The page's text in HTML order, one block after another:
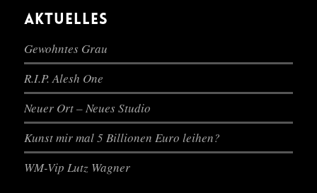
AKTUELLES
Gewohntes Grau
R.I.P. Alesh One
Neuer Ort – Neues Studio
Kunst mir mal 5 Billionen Euro leihen?
WM-Vip Lutz Wagner